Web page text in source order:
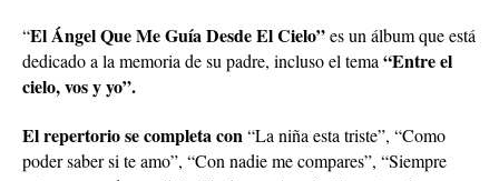
“El Ángel Que Me Guía Desde El Cielo”es un álbum que está
dedicado a la memoria de su padre, incluso el tema “Entre el
cielo, vos y yo”.
El repertorio se completa con“La niña esta triste”, “Como
poder saber si te amo”, “Con nadie me compares”, “Siempre